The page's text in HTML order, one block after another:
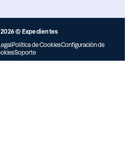
© Expedientes
Política de CookiesConfiguración de
Soporte